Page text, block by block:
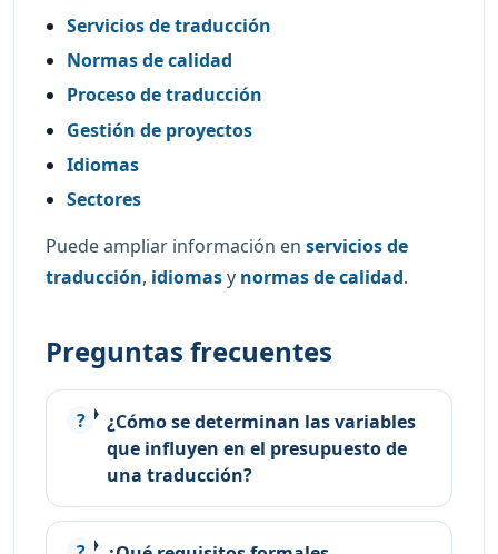
Servicios de traducción
Normas de calidad
Proceso de traducción
Gestión de proyectos
Idiomas
Sectores
Puede ampliar información en servicios de
traducción, idiomasy normas de calidad.
Preguntas frecuentes
¿Cómo se determinan las variables
que influyen en el presupuesto de
una traducción?